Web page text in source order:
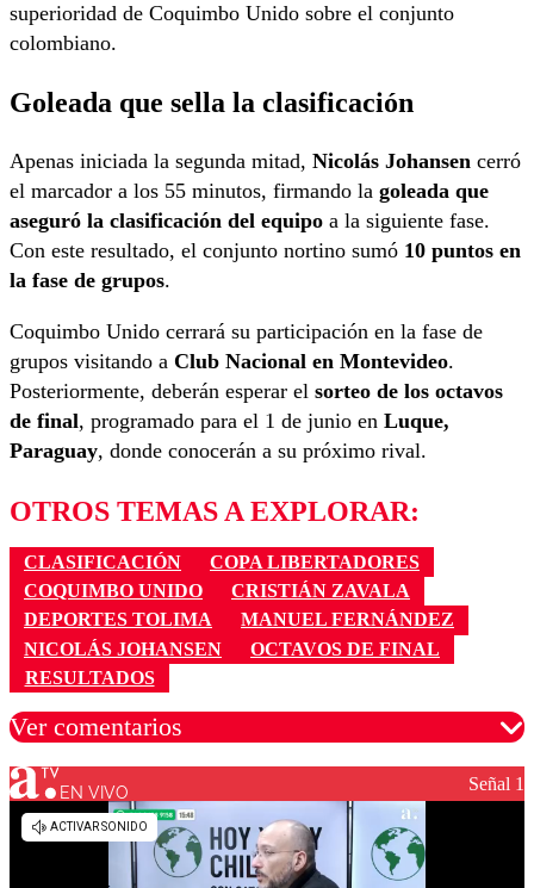
superioridad de Coquimbo Unido sobre el conjunto
colombiano.
Goleada que sella la clasificación
Apenas iniciada la segunda mitad, Nicolás Johansen cerró
el marcador a los 55 minutos, firmando la goleada que
aseguró la clasificación del equipo a la siguiente fase.
Con este resultado, el conjunto nortino sumó 10 puntos en
la fase de grupos.
Coquimbo Unido cerrará su participación en la fase de
grupos visitando a Club Nacional en Montevideo.
Posteriormente, deberán esperar el sorteo de los octavos
de final, programado para el 1 de junio en Luque,
Paraguay, donde conocerán a su próximo rival.
OTROS TEMAS A EXPLORAR:
CLASIFICACIÓN
COPA LIBERTADORES
COQUIMBO UNIDO
CRISTIÁN ZAVALA
DEPORTES TOLIMA
MANUEL FERNÁNDEZ
NICOLÁS JOHANSEN
OCTAVOS DE FINAL
RESULTADOS
Ver comentarios
Los comentarios son moderados para garantizar un
diálogo respetuoso.
EN VIVO Señal 1